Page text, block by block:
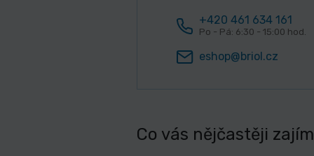
+420 461 634 161
Po - Pá: 6:30 - 15:00 hod.
eshop@briol.cz
Co vás nějčastěji